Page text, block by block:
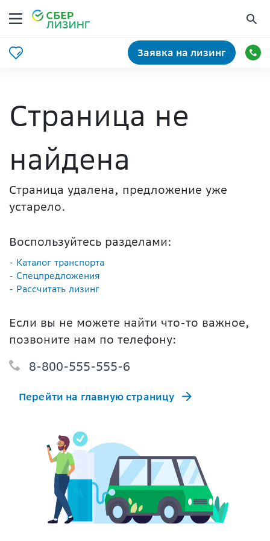
Заявка на лизинг
Страница не
найдена
Страница удалена, предложение уже
устарело.
Воспользуйтесь разделами:
- Каталог транспорта
- Спецпредложения
- Рассчитать лизинг
Если вы не можете найти что-то важное,
позвоните нам по телефону:
8-800-555-555-6
Перейти на главную страницу